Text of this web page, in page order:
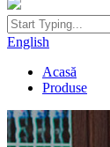
English
Acasă
Produse